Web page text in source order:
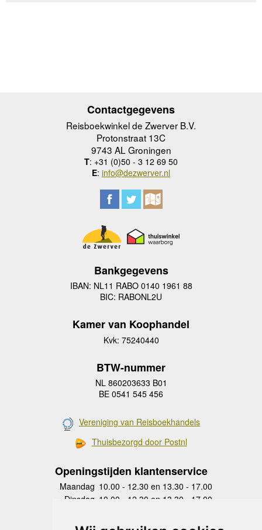
Contactgegevens
Reisboekwinkel de Zwerver B.V.
Protonstraat 13C
9743 AL Groningen
T: +31 (0)50 - 3 12 69 50
E: info@dezwerver.nl
Bankgegevens
IBAN: NL11 RABO 0140 1961 88
BIC: RABONL2U
Kamer van Koophandel
Kvk: 75240440
BTW-nummer
NL 860203633 B01
BE 0541 545 456
Vereniging van Reisboekhandels
Thuisbezorgd door Postnl
Openingstijden klantenservice
Maandag 10.00 - 12.30 en 13.30 - 17.00
Dinsdag 10.00 - 12.30 en 13.30 - 17.00
Donderdag
10.00 - 12.30 en 13.30 - 17.00